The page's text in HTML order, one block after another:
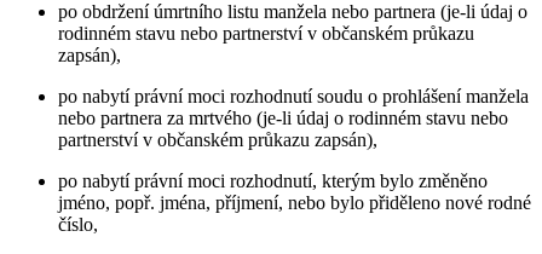
po obdržení úmrtního listu manžela nebo partnera (je-li údaj o
rodinném stavu nebo partnerství v občanském průkazu
zapsán),
po nabytí právní moci rozhodnutí soudu o prohlášení manžela
nebo partnera za mrtvého (je-li údaj o rodinném stavu nebo
partnerství v občanském průkazu zapsán),
po nabytí právní moci rozhodnutí, kterým bylo změněno
jméno, popř. jména, příjmení, nebo bylo přiděleno nové rodné
číslo,